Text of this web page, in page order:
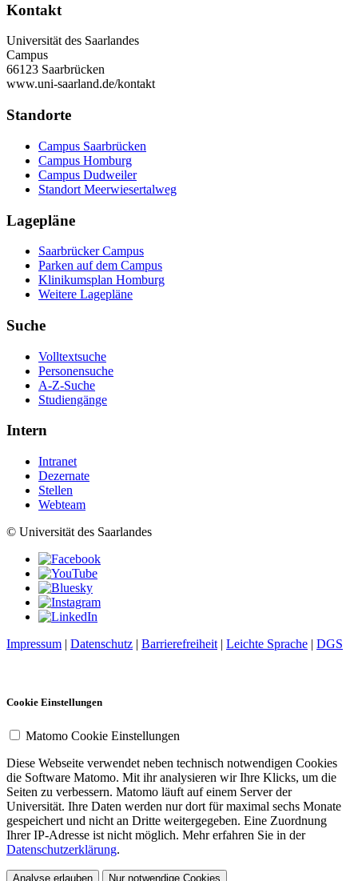
Kontakt
Universität des Saarlandes
Campus
66123 Saarbrücken
www.uni-saarland.de/kontakt
Standorte
Campus Saarbrücken
Campus Homburg
Campus Dudweiler
Standort Meerwiesertalweg
Lagepläne
Saarbrücker Campus
Parken auf dem Campus
Klinikumsplan Homburg
Weitere Lagepläne
Suche
Volltextsuche
Personensuche
A-Z-Suche
Studiengänge
Intern
Intranet
Dezernate
Stellen
Webteam
© Universität des Saarlandes
Impressum | Datenschutz | Barrierefreiheit | Leichte Sprache | DGS
Cookie Einstellungen
Matomo Cookie Einstellungen
Diese Webseite verwendet neben technisch notwendigen Cookies
die Software Matomo. Mit ihr analysieren wir Ihre Klicks, um die
Seiten zu verbessern. Matomo läuft auf einem Server der
Universität. Ihre Daten werden nur dort für maximal sechs Monate
gespeichert und nicht an Dritte weitergegeben. Eine Zuordnung
Ihrer IP-Adresse ist nicht möglich. Mehr erfahren Sie in der
Datenschutzerklärung.
Analyse erlauben Nur notwendige Cookies